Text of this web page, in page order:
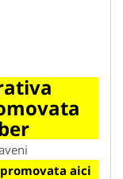
aici